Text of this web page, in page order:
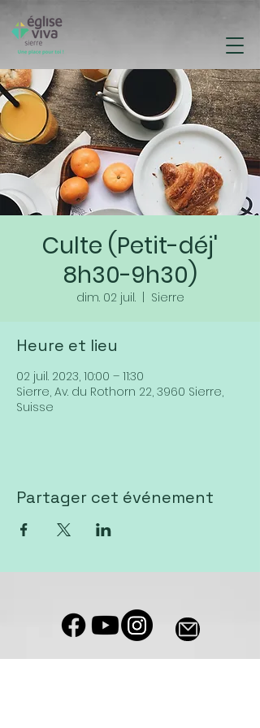
Culte (Petit-déj'
8h30-9h30)
dim. 02 juil.
  |
Sierre
Heure et lieu
02 juil. 2023, 10:00 – 11:30
Sierre, Av. du Rothorn 22, 3960 Sierre,
Suisse
Partager cet événement